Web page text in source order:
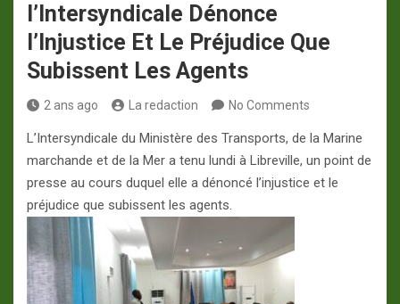
l’Intersyndicale Dénonce
l’Injustice Et Le Préjudice Que
Subissent Les Agents
2 ans ago La redaction No Comments
L’Intersyndicale du Ministère des Transports, de la Marine
marchande et de la Mer a tenu lundi à Libreville, un point de
presse au cours duquel elle a dénoncé l’injustice et le
préjudice que subissent les agents.